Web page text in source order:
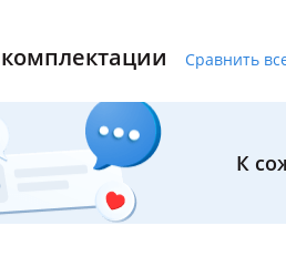
Сравнить
К